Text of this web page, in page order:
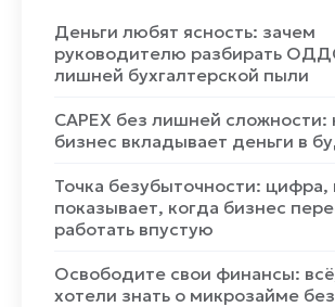
Деньги любят ясность: зачем
руководителю разбирать
лишней бухгалтерской пыли
CAPEX без лишней сложности:
бизнес вкладывает деньги в
Точка безубыточности: цифра,
показывает, когда бизнес
работать впустую
Освободите свои финансы:
хотели знать о микрозайме